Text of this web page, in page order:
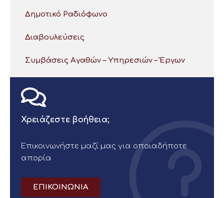
Δημοτικό Ραδιόφωνο
Διαβουλεύσεις
Συμβάσεις Αγαθών – Υπηρεσιών – Έργων
Χρειάζεστε βοήθεια;
Επικοινωνήστε μαζί μας για οποιαδήποτε
απορία
ΕΠΙΚΟΙΝΩΝΙΑ